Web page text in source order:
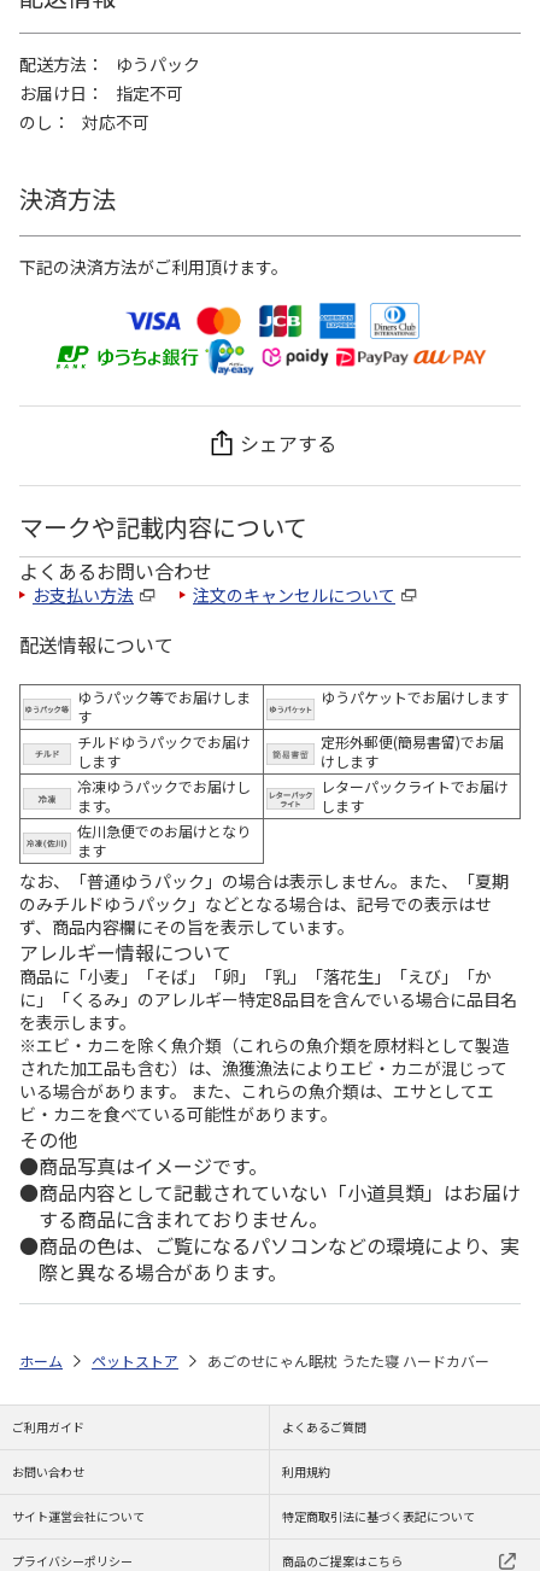
配送方法
ゆうパック
お届け日
指定不可
のし
対応不可
決済方法
下記の決済方法がご利用頂けます。
シェアする
マークや記載内容について
よくあるお問い合わせ
お支払い方法 注文のキャンセルについて
配送情報について
ゆうパック等でお届けしま
す
ゆうパケットでお届けします
チルドゆうパックでお届け
します
定形外郵便(簡易書留)でお届
けします
冷凍ゆうパックでお届けし
ます。
レターパックライトでお届け
します
佐川急便でのお届けとなり
ます
なお、「普通ゆうパック」の場合は表示しません。また、「夏期
のみチルドゆうパック」などとなる場合は、記号での表示はせ
ず、商品内容欄にその旨を表示しています。
アレルギー情報について
商品に「小麦」「そば」「卵」「乳」「落花生」「えび」「か
に」「くるみ」のアレルギー特定8品目を含んでいる場合に品目名
を表示します。
※エビ・カニを除く魚介類（これらの魚介類を原材料として製造
された加工品も含む）は、漁獲漁法によりエビ・カニが混じって
いる場合があります。 また、これらの魚介類は、エサとしてエ
ビ・カニを食べている可能性があります。
その他
商品写真はイメージです。
商品内容として記載されていない「小道具類」はお届け
する商品に含まれておりません。
商品の色は、ご覧になるパソコンなどの環境により、実
際と異なる場合があります。
ホーム ペットストア あごのせにゃん眠枕 うたた寝 ハードカバー
ご利用ガイド よくあるご質問
お問い合わせ 利用規約
サイト運営会社について 特定商取引法に基づく表記について
プライバシーポリシー 商品のご提案はこちら